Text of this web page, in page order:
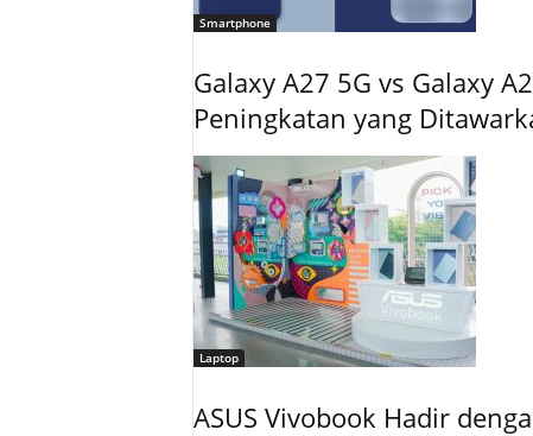
Smartphone
Galaxy A27 5G vs Galaxy
Peningkatan yang
Laptop
ASUS Vivobook Hadir